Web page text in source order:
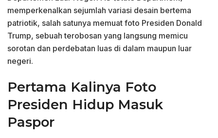
memperkenalkan sejumlah variasi desain bertema
patriotik, salah satunya memuat foto Presiden Donald
Trump, sebuah terobosan yang langsung memicu
sorotan dan perdebatan luas di dalam maupun luar
negeri.
Pertama Kalinya Foto
Presiden Hidup Masuk
Paspor